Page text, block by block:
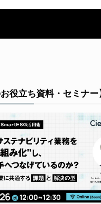
お役立ち資料・セミナー